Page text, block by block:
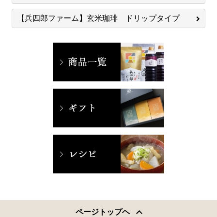
【兵四郎ファーム】玄米珈琲 ドリップタイプ
ページトップヘ